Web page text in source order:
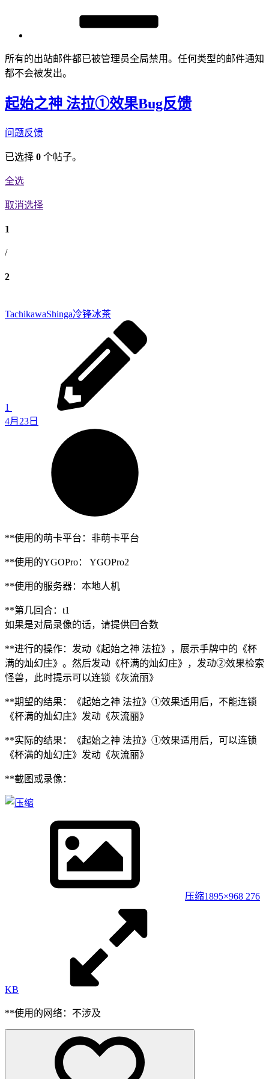
所有的出站邮件都已被管理员全局禁用。任何类型的邮件通知
都不会被发出。
起始之神 法拉①效果Bug反馈
问题反馈
已选择 0 个帖子。
全选
取消选择
1
/
2
TachikawaShinga冷锋冰茶
1
4月23日
**使用的萌卡平台：非萌卡平台
**使用的YGOPro： YGOPro2
**使用的服务器：本地人机
**第几回合：t1
如果是对局录像的话，请提供回合数
**进行的操作：发动《起始之神 法拉》，展示手牌中的《杯
满的灿幻庄》。然后发动《杯满的灿幻庄》，发动②效果检索
怪兽，此时提示可以连锁《灰流丽》
**期望的结果：《起始之神 法拉》①效果适用后，不能连锁
《杯满的灿幻庄》发动《灰流丽》
**实际的结果：《起始之神 法拉》①效果适用后，可以连锁
《杯满的灿幻庄》发动《灰流丽》
**截图或录像：
压缩1895×968 276
KB
**使用的网络：不涉及